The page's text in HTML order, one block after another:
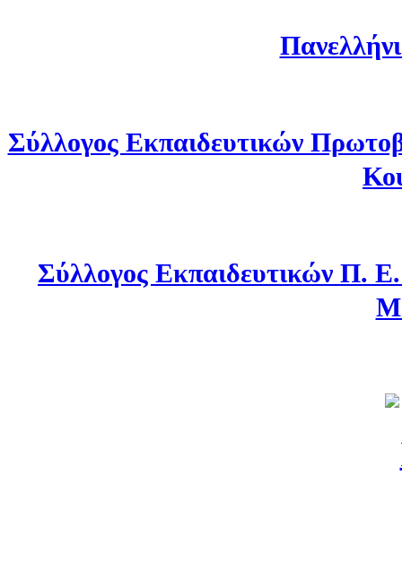
Σύλλογος Εκπαιδευτικών
Σύλλογος Εκπαιδευτικών Π.